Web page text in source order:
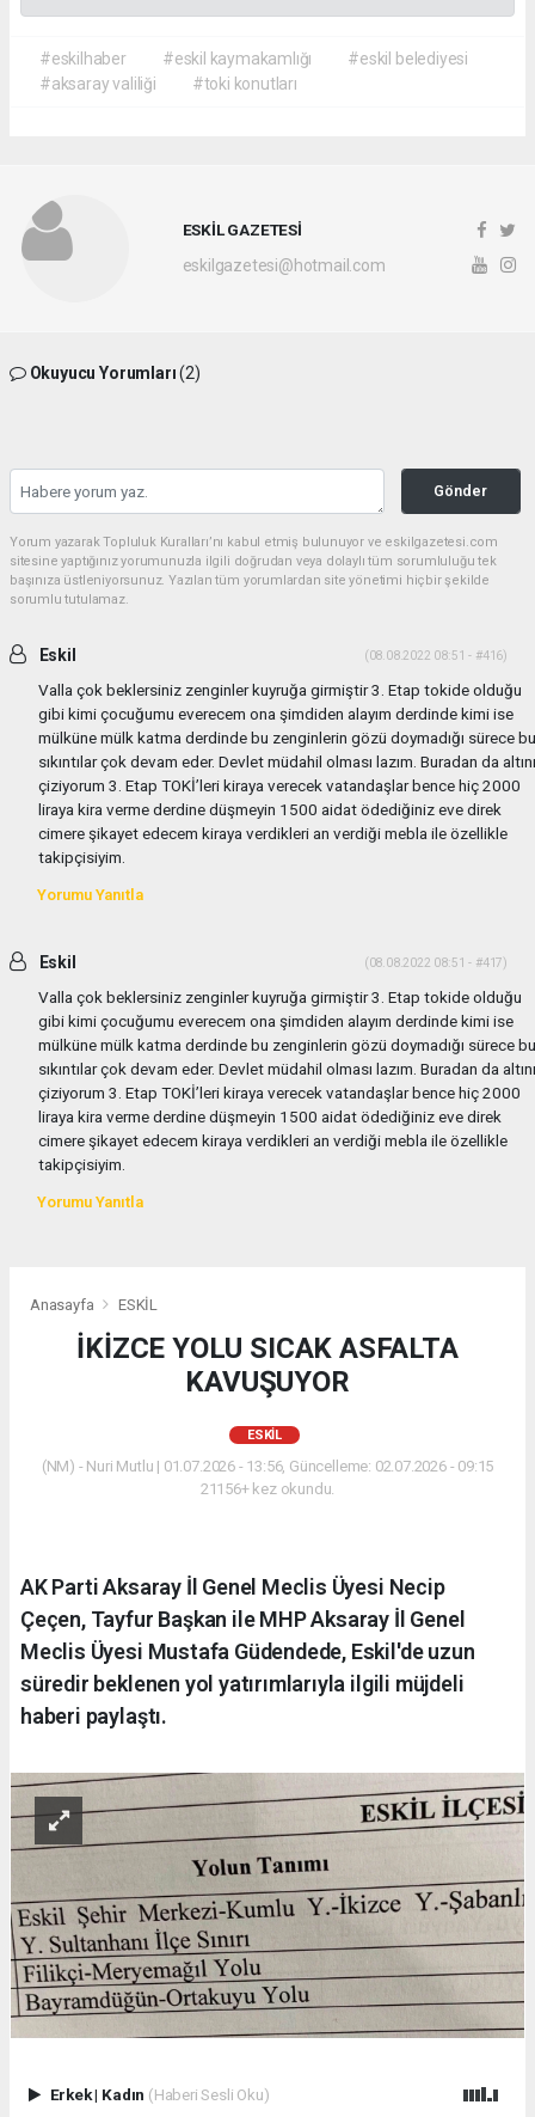
#eskilhaber #eskil kaymakamlığı
#eskil belediyesi
#aksaray valiliği
#toki konutları
ESKİL GAZETESİ
eskilgazetesi@hotmail.com
Okuyucu Yorumları(2)
Gönder
Yorum yazarak Topluluk Kuralları’nı kabul etmiş bulunuyor ve eskilgazetesi.com
sitesine yaptığınız yorumunuzla ilgili doğrudan veya dolaylı tüm sorumluluğu tek
başınıza üstleniyorsunuz. Yazılan tüm yorumlardan site yönetimi hiçbir şekilde
sorumlu tutulamaz.
Eskil (08.08.2022 08:51 - #416)
Valla çok beklersiniz zenginler kuyruğa girmiştir 3. Etap tokide olduğu
gibi kimi çocuğumu everecem ona şimdiden alayım derdinde kimi ise
mülküne mülk katma derdinde bu zenginlerin gözü doymadığı sürece bu
sıkıntılar çok devam eder. Devlet müdahil olması lazım. Buradan da altını
çiziyorum 3. Etap TOKİ’leri kiraya verecek vatandaşlar bence hiç 2000
liraya kira verme derdine düşmeyin 1500 aidat ödediğiniz eve direk
cimere şikayet edecem kiraya verdikleri an verdiği mebla ile özellikle
takipçisiyim.
Yorumu Yanıtla
Eskil (08.08.2022 08:51 - #417)
Valla çok beklersiniz zenginler kuyruğa girmiştir 3. Etap tokide olduğu
gibi kimi çocuğumu everecem ona şimdiden alayım derdinde kimi ise
mülküne mülk katma derdinde bu zenginlerin gözü doymadığı sürece bu
sıkıntılar çok devam eder. Devlet müdahil olması lazım. Buradan da altını
çiziyorum 3. Etap TOKİ’leri kiraya verecek vatandaşlar bence hiç 2000
liraya kira verme derdine düşmeyin 1500 aidat ödediğiniz eve direk
cimere şikayet edecem kiraya verdikleri an verdiği mebla ile özellikle
takipçisiyim.
Yorumu Yanıtla
Anasayfa ESKİL
İKİZCE YOLU SICAK ASFALTA
KAVUŞUYOR
ESKİL
(NM) - Nuri Mutlu | 01.07.2026 - 13:56, Güncelleme: 02.07.2026 - 09:15
21156+ kez okundu.
AK Parti Aksaray İl Genel Meclis Üyesi Necip
Çeçen, Tayfur Başkan ile MHP Aksaray İl Genel
Meclis Üyesi Mustafa Güdendede, Eskil'de uzun
süredir beklenen yol yatırımlarıyla ilgili müjdeli
haberi paylaştı.
Erkek| Kadın (Haberi Sesli Oku)